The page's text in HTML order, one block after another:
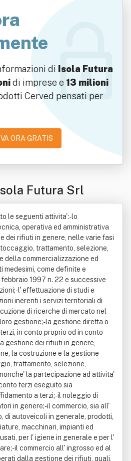
di Isola Futura
di imprese e 13 milioni
Cerved pensati per
ORA GRATIS
Futura Srl
le seguenti attivita':- lo
operativa ed amministrativa
dei rifiuti in genere, nelle varie fasi
trattamento, selezione,
della commercializzazione ed
medesimi, come definite e
1997 n. 22 e successive
l' effettuazione di studi e
inerenti i servizi territoriali di
di ricerche di mercato nel
gestione;- la gestione diretta o
in conto proprio od in conto
gestione dei rifiuti in genere,
la costruzione e la gestione
trattamento, selezione,
la partecipazione ad attivita'
terzi eseguito sia
a terzi;- il noleggio di
in genere;- il commercio, sia all'
di autoveicoli in generale, prodotti,
macchinari, impianti ed
per l' igiene in generale e per l'
il commercio all' ingrosso ed al
dalla gestione dei rifiuti, quali,